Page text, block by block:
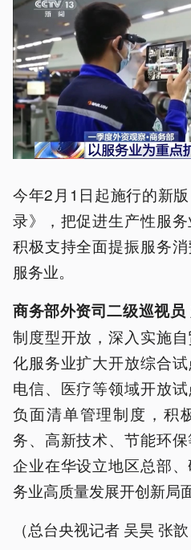
今年2月1日起施行的新
录》，把促进生产性服
积极支持全面提振服务
服务业。
商务部外资司二级巡视员
制度型开放，深入实施
化服务业扩大开放综合
电信、医疗等领域开放
负面清单管理制度，积
务、高新技术、节能环
企业在华设立地区总部
务业高质量发展开创新局面
（总台央视记者 吴昊 张